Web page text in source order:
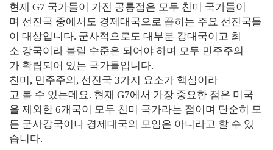
현재 G7 국가들이 가진 공통점은 모두 친미 국가들이
며 선진국 중에서도 경제대국으로 꼽히는 주요 선진국들
이 대상입니다. 군사적으로도 대부분 강대국이고 최
소 강국이라 불릴 수준은 되어야 하며 모두 민주주의
가 확립되어 있는 국가들입니다.
친미, 민주주의, 선진국 3가지 요소가 핵심이라
고 볼 수 있는데요. 현재 G7에서 가장 중요한 점은 미국
을 제외한 6개국이 모두 친미 국가라는 점이며 단순히 모
든 군사강국이나 경제대국의 모임은 아니라고 할 수 있
습니다.